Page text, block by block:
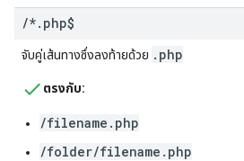
/*. php$
จับคู่เส้นทางซึ่งลงท้ายด้วย .php
ตรงกับ:
/filename.php
/folder/filename.php